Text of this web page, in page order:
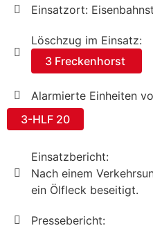
Einsatzort:
Löschzug im Einsatz:
3 Freckenhorst
Alarmierte Einheiten
3-HLF 20
Einsatzbericht:
Nach einem
ein Ölfleck beseitigt.
Pressebericht: